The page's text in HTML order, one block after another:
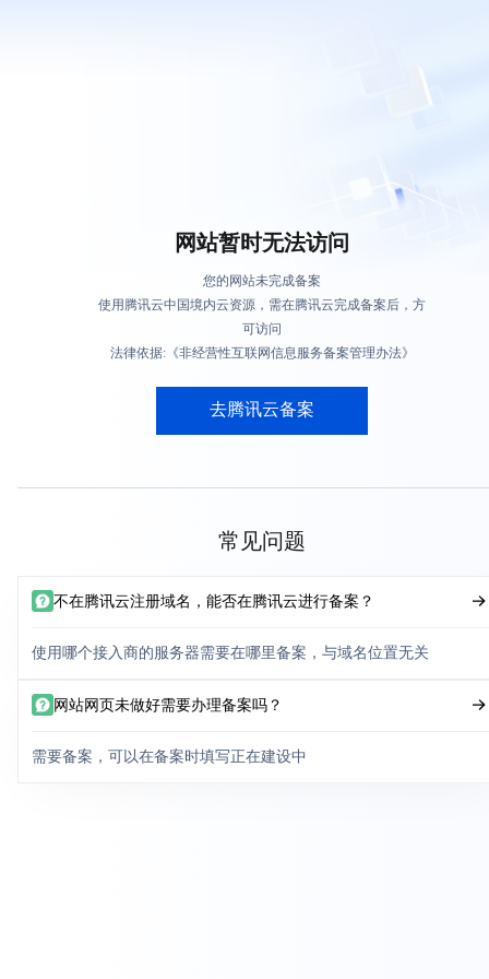
网站暂时无法访问
您的网站未完成备案
使用腾讯云中国境内云资源，需在腾讯云完成备案后，方
可访问
法律依据:《非经营性互联网信息服务备案管理办法》
去腾讯云备案
常见问题
不在腾讯云注册域名，能否在腾讯云进行备案？
使用哪个接入商的服务器需要在哪里备案，与域名位置无关
网站网页未做好需要办理备案吗？
需要备案，可以在备案时填写正在建设中